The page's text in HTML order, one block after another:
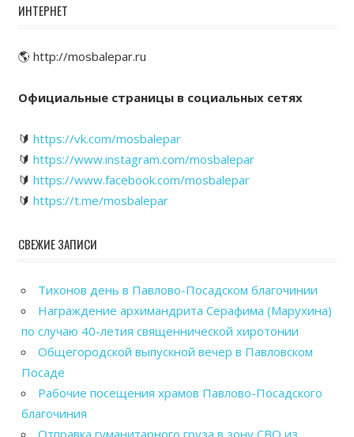
ИНТЕРНЕТ
🌎 http://mosbalepar.ru
Официальные страницы в социальных сетях
🔰 https://vk.com/mosbalepar
🔰 https://www.instagram.com/mosbalepar
🔰 https://www.facebook.com/mosbalepar
🔰 https://t.me/mosbalepar
СВЕЖИЕ ЗАПИСИ
Тихонов день в Павлово-Посадском благочинии
Награждение архимандрита Серафима (Марухина)
по случаю 40-летия священнической хиротонии
Общегородской выпускной вечер в Павловском
Посаде
Рабочие посещения храмов Павлово-Посадского
благочиния